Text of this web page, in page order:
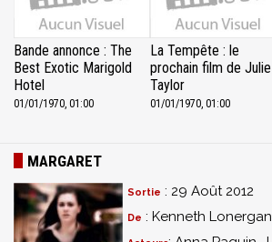
Bande annonce : The
Best Exotic Marigold
Hotel
01/01/1970, 01:00
La Tempête : le
prochain film de Julie
Taylor
01/01/1970, 01:00
MARGARET
Sortie : 29 Août 2012
De : Kenneth Lonergan